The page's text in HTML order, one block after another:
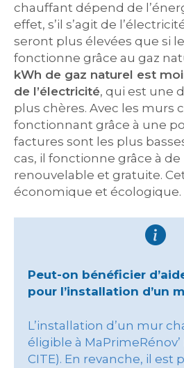
chauffant dépend de
effet, s’il s’agit de
seront plus élevées que si
fonctionne grâce au gaz
kWh de gaz naturel est
de l’électricité, qui est une
plus chères. Avec les murs
fonctionnant grâce à une
factures sont les plus
cas, il fonctionne grâce à de
renouvelable et gratuite.
économique et écologique.
Peut-on bénéficier
pour l’installation d’un
L’installation d’un mur
éligible à
CITE). En revanche, il est